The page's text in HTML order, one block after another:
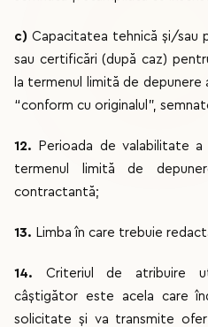
c) Capacitatea tehnică și/sau
sau certificări (după caz)
la termenul limită de depunere
“conform cu originalul”,
12. Perioada de valabilitate
termenul limită de
contractantă;
13. Limba în care trebuie
14. Criteriul de atribuire
câştigător este acela care
solicitate și va transmite